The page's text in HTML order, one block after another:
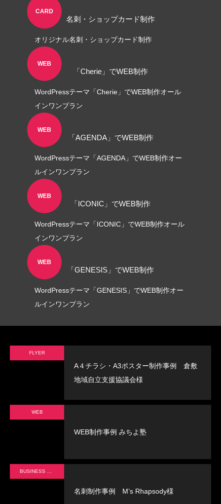
CARD
名刺・ショップカード制作
オリジナル名刺・ショップカード制作
WEB
「Cherie」でWEB制作
WordPressテーマ「Cherie」でWEB制作オール
インワンプラン
WEB
「AGENDA」でWEB制作
WordPressテーマ「AGENDA」でWEB制作オー
ルインワンプラン
WEB
「ICONIC」でWEB制作
WordPressテーマ「ICONIC」でWEB制作オール
インワンプラン
WEB
「GENESIS」でWEB制作
WordPressテーマ「GENESIS」でWEB制作オー
ルインワンプラン
FLYER
A４チラシ・A3ポスター制作事例 倉敷
地域自立支援協議会様
WEB
WEB制作事例 みちよ塾
名刺制作事例 M’s Rhapsody様